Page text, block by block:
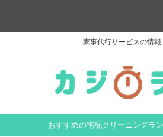
家事代行サービスの情報
おすすめの宅配クリーニングラ